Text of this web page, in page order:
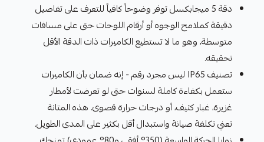
دقة 5 ميجابكسل توفر وضوحاً كافياً للتعرف على تفاصيل
دقيقة كملامح الوجوه أو أرقام اللوحات حتى على مسافات
متوسطة، وهو ما لا تستطيع الكاميرات ذات الدقة الأقل
تحقيقه.
تصنيف IP65 ليس مجرد رقم - إنه ضمان بأن الكاميرات
ستعمل بكفاءة كاملة لسنوات حتى لو تعرضت لأمطار
غزيرة، غبار كثيف، أو درجات حرارة قصوى. هذه المتانة
تعني تكلفة صيانة واستبدال أقل بكثير على المدى الطويل.